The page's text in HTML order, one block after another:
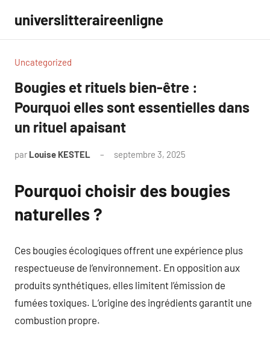
contenu
universlitteraireenligne
Uncategorized
Bougies et rituels bien-être :
Pourquoi elles sont essentielles dans
un rituel apaisant
par Louise KESTEL septembre 3, 2025
Pourquoi choisir des bougies
naturelles ?
Ces bougies écologiques offrent une expérience plus
respectueuse de l’environnement. En opposition aux
produits synthétiques, elles limitent l’émission de
fumées toxiques. L’origine des ingrédients garantit une
combustion propre.